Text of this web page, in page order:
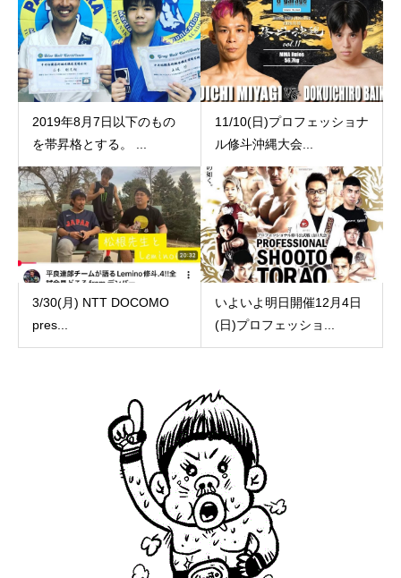
2019年8月7日以下のもの
を帯昇格とする。 ...
11/10(日)プロフェッショナ
ル修斗沖縄大会...
3/30(月) NTT DOCOMO
pres...
いよいよ明日開催12月4日
(日)プロフェッショ...